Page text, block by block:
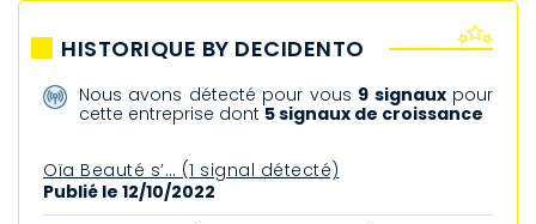
HISTORIQUE BY DECIDENTO
Nous avons détecté pour vous 9 signauxpour
cette entreprise dont5 signaux de croissance
Oïa Beauté s’… (1 signal détecté)
Publié le 12/10/2022